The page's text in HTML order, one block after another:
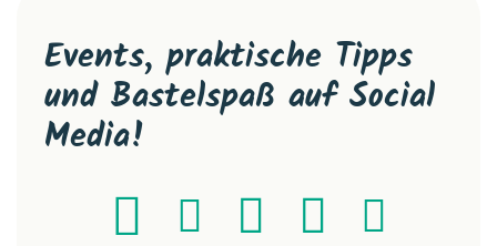
Events, praktische Tipps
und Bastelspaß auf Social
Media!